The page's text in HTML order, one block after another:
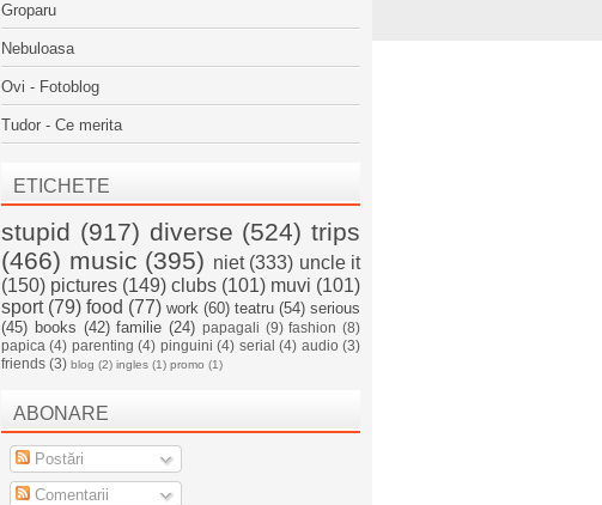
Groparu
Nebuloasa
Ovi - Fotoblog
Tudor - Ce merita
ETICHETE
stupid (917) diverse (524) trips
(466) music (395) niet (333) uncle it
(150) pictures (149) clubs (101) muvi (101)
sport (79) food (77) work (60) teatru (54) serious
(45) books (42) familie (24) papagali (9) fashion (8)
papica (4) parenting (4) pinguini (4) serial (4) audio (3)
friends (3) blog (2) ingles (1) promo (1)
ABONARE
Postări
Comentarii